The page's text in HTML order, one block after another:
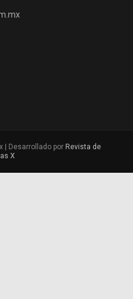
| Desarrollado por Revista de
X